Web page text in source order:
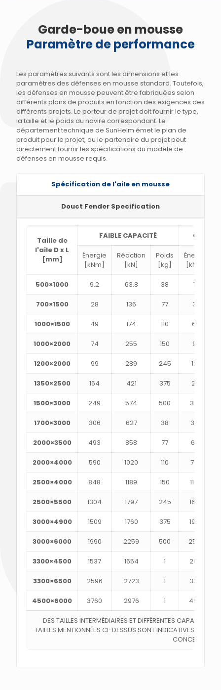
Garde-boue en mousse
Paramètre de performance
Les paramètres suivants sont les dimensions et les
paramètres des défenses en mousse standard. Toutefois,
les défenses en mousse peuvent être fabriquées selon
différents plans de produits en fonction des exigences des
différents projets. Le porteur de projet doit fournir le type,
la taille et le poids du navire correspondant. Le
département technique de SunHelm émet le plan de
produit pour le projet, ou le partenaire du projet peut
directement fournir les spécifications du modèle de
défenses en mousse requis.
Spécification de l'aile en mousse
Douct Fender Specification
Taille de
l'aile D x L
[mm]
FAIBLE CAPACITÉ
Énergie
[kNm]
Réaction
[kN]
Poids
[kg]
Énergie
[kNm]
500×1000 9.2 63.8 38 12
700×1500 28 136 77 36
1000×1500 49 174 110 64
1000×2000 74 255 150 96
1200×2000 99 289 245 129
1350×2500 164 421 375 213
1500×3000 249 574 500 324
1700×3000 306 627 38 398
2000×3500 493 858 77 641
2000×4000 590 1020 110 768
2500×4000 848 1189 150 1104
2500×5500 1304 1797 245 1698
3000×4900 1509 1760 375 1965
3000×6000 1990 2259 500 2592
3300×4500 1537 1654 1 2001
3300×6500 2596 2723 1 3381
4500×6000 3760 2976 1 4901
DES TAILLES INTERMÉDIAIRES ET DIFFÉRENTES CAPACITÉS
TAILLES MENTIONNÉES CI-DESSUS SONT INDICATIVES ET
CONCEPTION